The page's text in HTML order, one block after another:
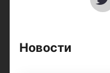
Новости